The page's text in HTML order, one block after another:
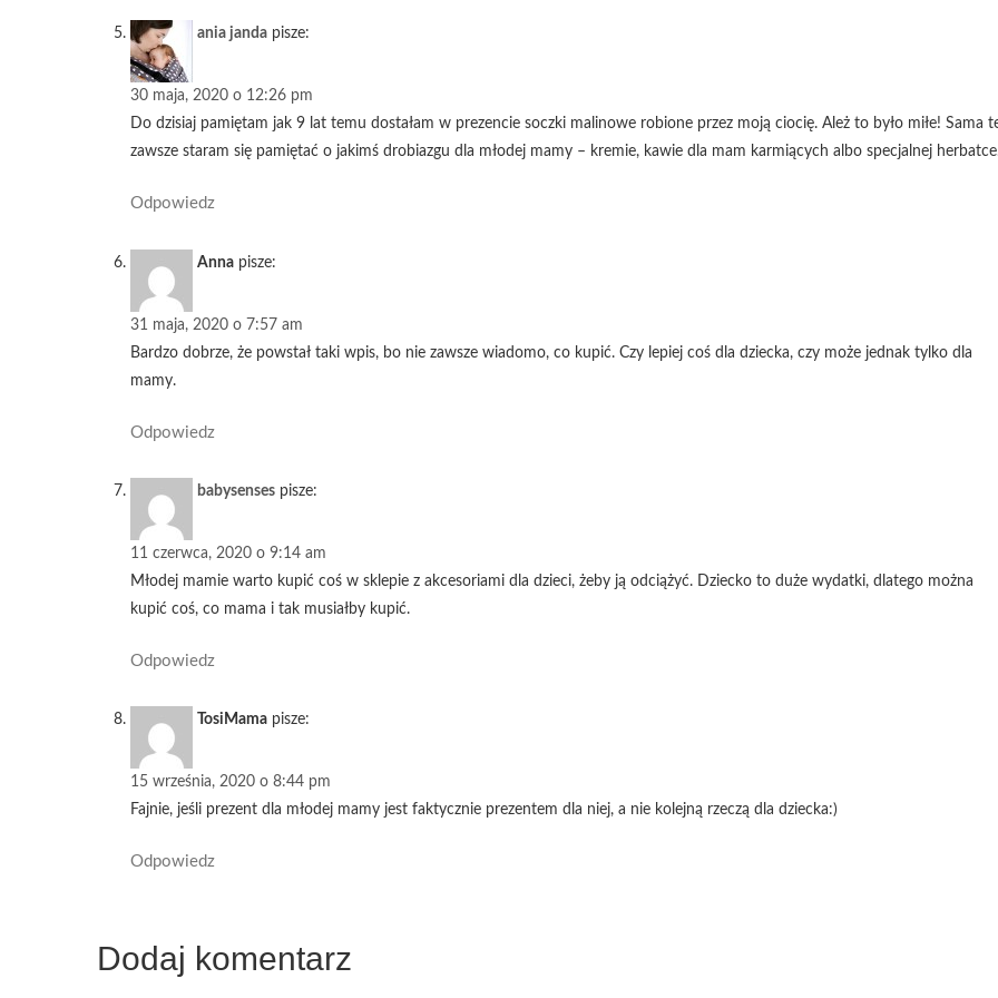
ania janda pisze:
30 maja, 2020 o 12:26 pm
Do dzisiaj pamiętam jak 9 lat temu dostałam w prezencie soczki malinowe robione przez moją ciocię. Ależ to było miłe! Sama
zawsze staram się pamiętać o jakimś drobiazgu dla młodej mamy – kremie, kawie dla mam karmiących albo specjalnej
Odpowiedz
Anna pisze:
31 maja, 2020 o 7:57 am
Bardzo dobrze, że powstał taki wpis, bo nie zawsze wiadomo, co kupić. Czy lepiej coś dla dziecka, czy może jednak tylko dla
mamy.
Odpowiedz
babysenses pisze:
11 czerwca, 2020 o 9:14 am
Młodej mamie warto kupić coś w sklepie z akcesoriami dla dzieci, żeby ją odciążyć. Dziecko to duże wydatki, dlatego można
kupić coś, co mama i tak musiałby kupić.
Odpowiedz
TosiMama pisze:
15 września, 2020 o 8:44 pm
Fajnie, jeśli prezent dla młodej mamy jest faktycznie prezentem dla niej, a nie kolejną rzeczą dla dziecka:)
Odpowiedz
Dodaj komentarz